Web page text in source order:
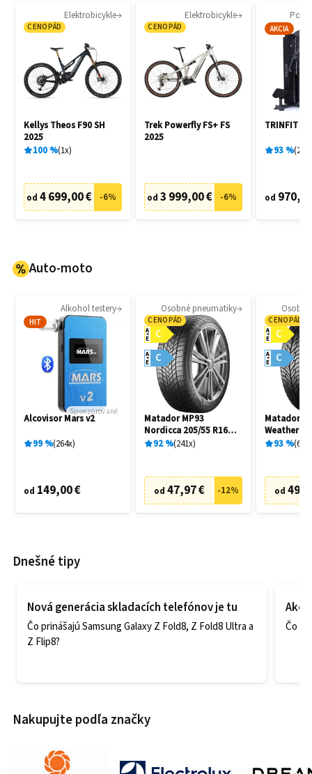
Elektrobicykle
CENOPÁD
Kellys Theos F90 SH
2025
100% 1x
od 4 699,00 € -6%
Elektrobicykle
CENOPÁD
Trek Powerfly FS+ FS
2025
od 3 999,00 € -6%
AKCIA
TRINFIT
93% 2
od
Auto-moto
Alkohol testery
HIT
Sponzorované
Alcovisor Mars v2
99% 264x
od 149,00 €
Osobné pneumatiky
CENOPÁD
C
A
E
C
A
E
Matador MP93
Nordicca 205/55 R16
91H
92% 241x
od 47,97 € -12%
CENOPÁD
C
A
E
C
A
E
Matador
Weather
R16 91H
93% 69
od
Dnešné tipy
Nová generácia skladacích telefónov je tu
Čo prinášajú Samsung Galaxy Z Fold8, Z Fold8 Ultra a
Z Flip8?
Ako
Čo
Nakupujte podľa značky